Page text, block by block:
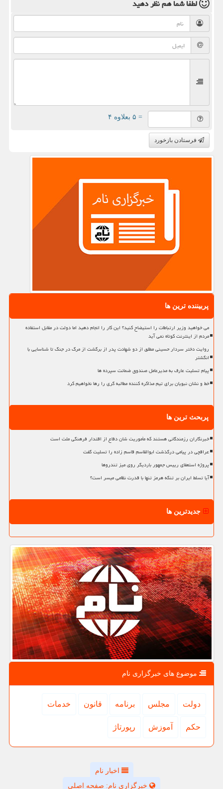
لطفا شما همنظر دهید
= ۵ بعلاوه ۴
فرستادن بازخورد
پربیننده ترین ها
می خواهید وزیر ارتباطات را استیضاح کنید؟ این کار را انجام دهید اما دولت در مقابل استفاده
مردم از اینترنت کوتاه نمی آید
روایت دختر سردار حسینی مطلق از دو شهادت پدر از برگشت از مرگ در جنگ تا شناسایی با
انگشتر
پیام تسلیت عارف به مدیرعامل صندوق ضمانت سپرده ها
خط و نشان نبویان برای تیم مذاکره کننده مطالبه گری را رها نخواهیم کرد
پربحث ترین ها
خبرنگاران رزمندگانی هستند که مأموریت شان دفاع از اقتدار فرهنگی ملت است
عراقچی در پیامی درگذشت ابوالقاسم قاسم زاده را تسلیت گفت
پروژه استعفای رییس جمهور باردیگر روی میز تندروها
آیا تسلط ایران بر تنگه هرمز تنها با قدرت نظامی میسر است؟
جدیدترین ها
موضوع های خبرگزاری نام
دولت مجلس برنامه قانون خدمات
حكم آموزش رپورتاژ
اخبار نام
خبرگزاری نام: صفحه اصلی